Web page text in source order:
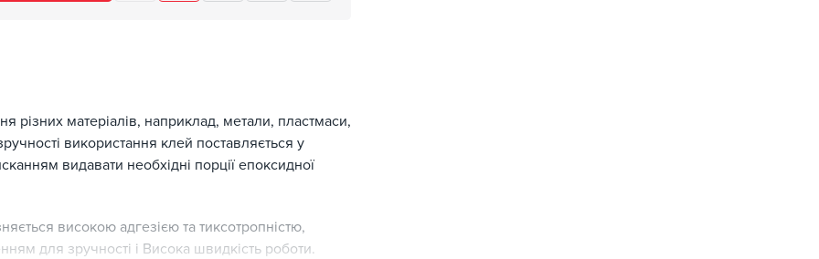
матеріалів, наприклад, метали, пластмаси,
використання клей поставляється у
видавати необхідні порції епоксидної
високою адгезією та тиксотропністю,
для зручності і Висока швидкість роботи.